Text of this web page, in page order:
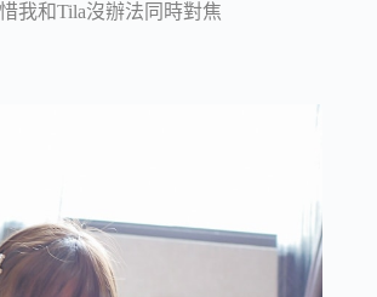
我和Tila沒辦法同時對焦